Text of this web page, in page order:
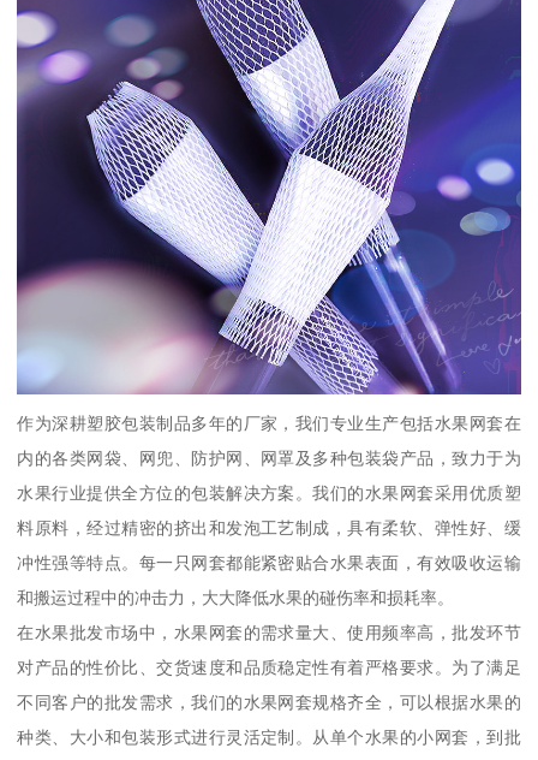
作为深耕塑胶包装制品多年的厂家，我们专业生产包括水果网套在
内的各类网袋、网兜、防护网、网罩及多种包装袋产品，致力于为
水果行业提供全方位的包装解决方案。我们的水果网套采用优质塑
料原料，经过精密的挤出和发泡工艺制成，具有柔软、弹性好、缓
冲性强等特点。每一只网套都能紧密贴合水果表面，有效吸收运输
和搬运过程中的冲击力，大大降低水果的碰伤率和损耗率。
在水果批发市场中，水果网套的需求量大、使用频率高，批发环节
对产品的性价比、交货速度和品质稳定性有着严格要求。为了满足
不同客户的批发需求，我们的水果网套规格齐全，可以根据水果的
种类、大小和包装形式进行灵活定制。从单个水果的小网套，到批